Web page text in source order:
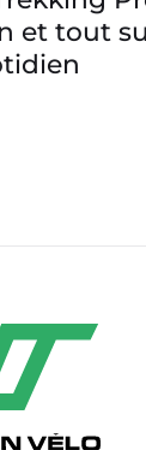
et tout